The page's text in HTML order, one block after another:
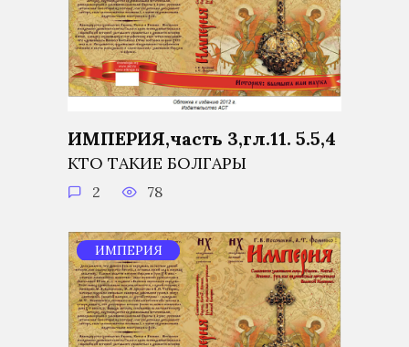
ИМПЕРИЯ,часть 3,гл.11. 5.5,4
КТО ТАКИЕ БОЛГАРЫ
2 78
ИМПЕРИЯ